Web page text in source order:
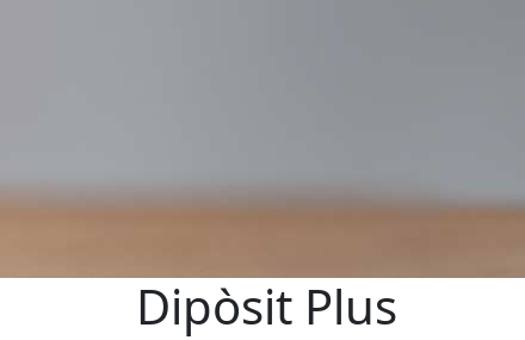
Dipòsit Plus